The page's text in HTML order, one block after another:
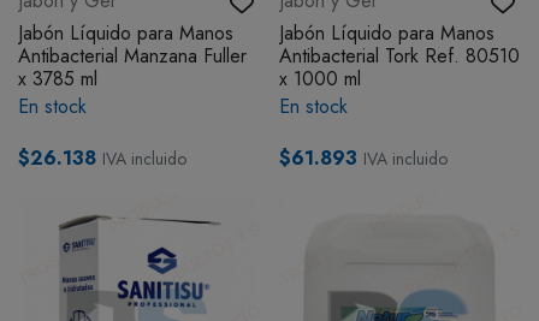
Jabón Líquido para Manos
Antibacterial Manzana Fuller
x 3785 ml
En stock
$26.138 IVA incluido
Jabón Líquido para Manos
Antibacterial Tork Ref. 80510
x 1000 ml
En stock
$61.893 IVA incluido